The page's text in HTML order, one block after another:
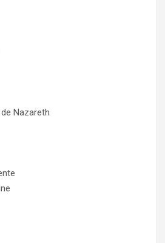
Nazareth